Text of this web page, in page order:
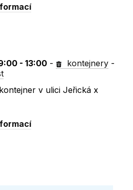
- 13:00 - kontejnery -
v ulici Jeřická x